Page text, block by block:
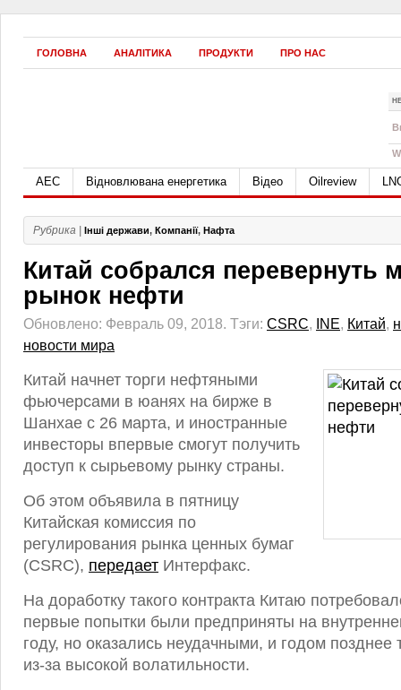
ГОЛОВНА АНАЛІТИКА ПРОДУКТИ ПРО НАС
АЕС Відновлювана енергетика Відео Oilreview
Рубрика | Інші держави, Компанії, Нафта
Китай собрался перевернуть
рынок нефти
Обновлено: Февраль 09, 2018. Тэги: CSRC, INE, Китай,
новости мира
Китай начнет торги нефтяными
фьючерсами в юанях на бирже в
Шанхае с 26 марта, и иностранные
инвесторы впервые смогут получить
доступ к сырьевому рынку страны.
Об этом объявила в пятницу
Китайская комиссия по
регулирования рынка ценных бумаг
(CSRC), передает Интерфакс.
На доработку такого контракта Китаю
первые попытки были предприняты на
году, но оказались неудачными, и годом позднее
из-за высокой волатильности.